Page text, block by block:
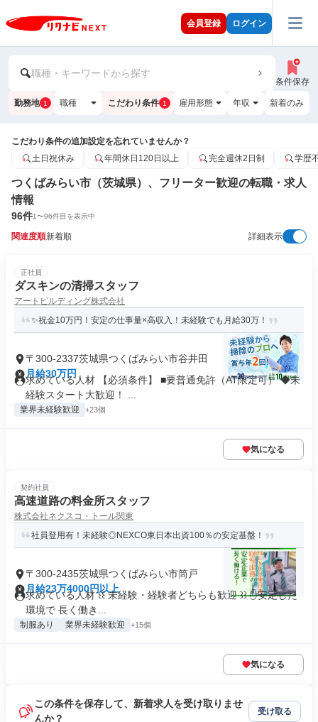
会員登録 ログイン
職種・キーワードから探す
条件保存
勤務地 1 職種 こだわり条件 1 雇用形態 年収 新着のみ
こだわり条件の追加設定を忘れていませんか？
土日祝休み
年間休日120日以上 完全週休2日制 学歴
つくばみらい市（茨城県）、フリーター歓迎の転職・求人
情報
96件1〜96件目を表示中
関連度順新着順 詳細表示
正社員
ダスキンの清掃スタッフ
アートビルディング株式会社
✨祝金10万円！安定の仕事量×高収入！未経験でも月給30万！
〒300-2337茨城県つくばみらい市谷井田
月給30万円
求めている人材 【必須条件】 ■要普通免許（AT限定可） ◆未
経験スタート大歓迎！ ...
業界未経験歓迎 +23個
気になる
契約社員
高速道路の料金所スタッフ
株式会社ネクスコ・トール関東
社員登用有！未経験◎NEXCO東日本出資100％の安定基盤！
〒300-2435茨城県つくばみらい市筒戸
月給23万4000円以上
求めている人材 ꒰꒰ 未経験・経験者どちらも歓迎 ꒱꒱ ✋安定した
環境で 長く働き...
制服あり 業界未経験歓迎 +15個
気になる
この条件を保存して、新着求人を受け取りませ
んか？
受け取る